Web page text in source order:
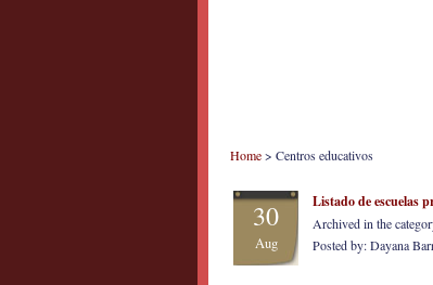
Home> Centros educativos
30
Aug
Listado de escuelas
Archived in the
Posted by: Dayana